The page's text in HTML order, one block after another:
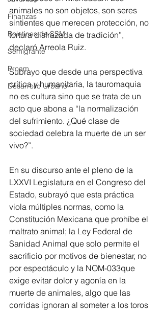
Finanzas
Boletines de SSM
Semigrante
Proam
Desarrollo Urbano
animales no son objetos, son seres
sintientes que merecen protección, no
tortura disfrazada de tradición”,
declaró Arreola Ruiz.
Subrayo que desde una perspectiva
crítica y humanitaria, la tauromaquia
no es cultura sino que se trata de un
acto que abona a “la normalización
del sufrimiento. ¿Qué clase de
sociedad celebra la muerte de un ser
vivo?”.
En su discurso ante el pleno de la
LXXVI Legislatura en el Congreso del
Estado, subrayó que esta práctica
viola múltiples normas, como la
Constitución Mexicana que prohíbe el
maltrato animal; la Ley Federal de
Sanidad Animal que solo permite el
sacrificio por motivos de bienestar, no
por espectáculo y la NOM-033que
exige evitar dolor y agonía en la
muerte de animales, algo que las
corridas ignoran al someter a los toros